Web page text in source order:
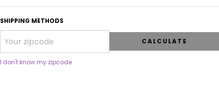
SHIPPING METHODS
CALCULATE
I don't know my zipcode